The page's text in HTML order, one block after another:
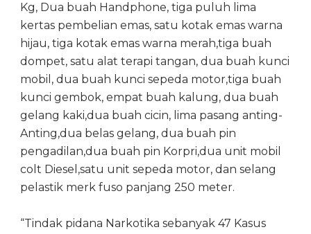
Kg, Dua buah Handphone, tiga puluh lima
kertas pembelian emas, satu kotak emas warna
hijau, tiga kotak emas warna merah,tiga buah
dompet, satu alat terapi tangan, dua buah kunci
mobil, dua buah kunci sepeda motor,tiga buah
kunci gembok, empat buah kalung, dua buah
gelang kaki,dua buah cicin, lima pasang anting-
Anting,dua belas gelang, dua buah pin
pengadilan,dua buah pin Korpri,dua unit mobil
colt Diesel,satu unit sepeda motor, dan selang
pelastik merk fuso panjang 250 meter.
“Tindak pidana Narkotika sebanyak 47 Kasus